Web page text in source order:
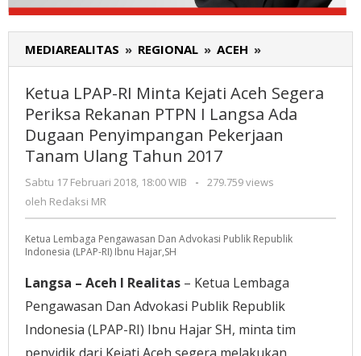
MEDIAREALITAS » REGIONAL » ACEH »
LPAP-
RI
Minta
Kejati
Aceh
Rekanan
Langsa
Dugaan
Penyimpangan
Pekerjaan
Tanam
Ulang
Ketua LPAP-RI Minta Kejati Aceh Segera
Periksa Rekanan PTPN I Langsa Ada
Dugaan Penyimpangan Pekerjaan
Tanam Ulang Tahun 2017
Sabtu 17 Februari 2018, 18:00 WIB
oleh
-
279.759 views
oleh Redaksi MR
Ketua Lembaga Pengawasan Dan Advokasi Publik Republik
Indonesia (LPAP-RI) Ibnu Hajar,SH
Langsa – Aceh I Realitas – Ketua Lembaga
Pengawasan Dan Advokasi Publik Republik
Indonesia (LPAP-RI) Ibnu Hajar SH, minta tim
penyidik dari Kejati Aceh segera melakukan